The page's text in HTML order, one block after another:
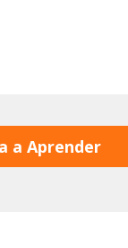
a Aprender